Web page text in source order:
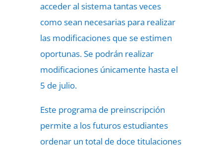
acceder al sistema tantas veces
como sean necesarias para realizar
las modificaciones que se estimen
oportunas. Se podrán realizar
modificaciones únicamente hasta el
5 de julio.
Este programa de preinscripción
permite a los futuros estudiantes
ordenar un total de doce titulaciones